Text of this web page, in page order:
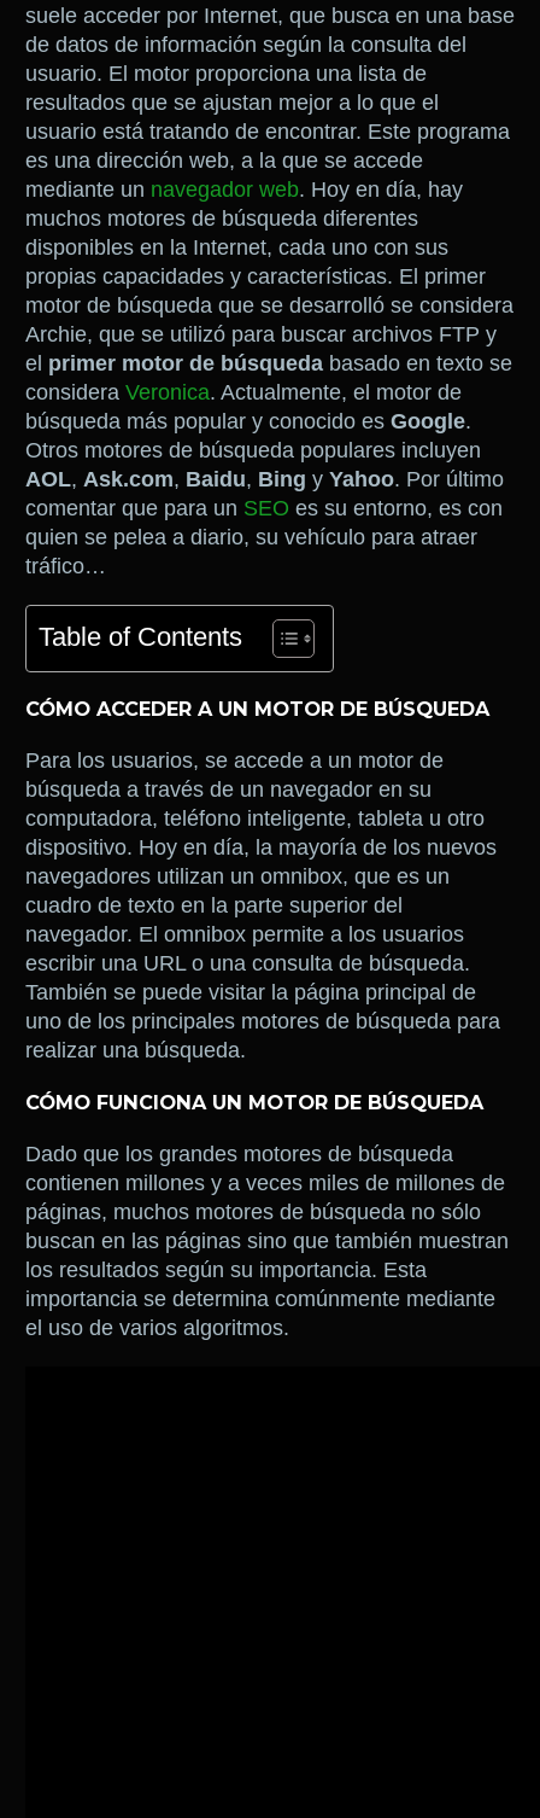
suele acceder por Internet, que busca en una base
de datos de información según la consulta del
usuario. El motor proporciona una lista de
resultados que se ajustan mejor a lo que el
usuario está tratando de encontrar. Este programa
es una dirección web, a la que se accede
mediante un navegador web. Hoy en día, hay
muchos motores de búsqueda diferentes
disponibles en la Internet, cada uno con sus
propias capacidades y características. El primer
motor de búsqueda que se desarrolló se considera
Archie, que se utilizó para buscar archivos FTP y
el primer motor de búsqueda basado en texto se
considera Veronica. Actualmente, el motor de
búsqueda más popular y conocido es Google.
Otros motores de búsqueda populares incluyen
AOL, Ask.com, Baidu, Bing y Yahoo. Por último
comentar que para un SEO es su entorno, es con
quien se pelea a diario, su vehículo para atraer
tráfico…
Table of Contents
CÓMO ACCEDER A UN MOTOR DE BÚSQUEDA
Para los usuarios, se accede a un motor de
búsqueda a través de un navegador en su
computadora, teléfono inteligente, tableta u otro
dispositivo. Hoy en día, la mayoría de los nuevos
navegadores utilizan un omnibox, que es un
cuadro de texto en la parte superior del
navegador. El omnibox permite a los usuarios
escribir una URL o una consulta de búsqueda.
También se puede visitar la página principal de
uno de los principales motores de búsqueda para
realizar una búsqueda.
CÓMO FUNCIONA UN MOTOR DE BÚSQUEDA
Dado que los grandes motores de búsqueda
contienen millones y a veces miles de millones de
páginas, muchos motores de búsqueda no sólo
buscan en las páginas sino que también muestran
los resultados según su importancia. Esta
importancia se determina comúnmente mediante
el uso de varios algoritmos.